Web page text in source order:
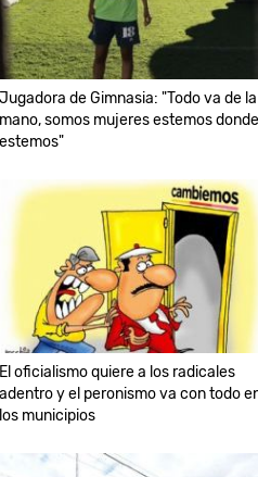
Jugadora de Gimnasia: "Todo va de la
mano, somos mujeres estemos donde
estemos"
El oficialismo quiere a los radicales
adentro y el peronismo va con todo
los municipios